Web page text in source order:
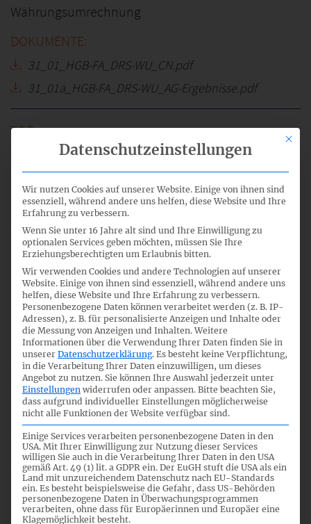
Währungsumrechnung
31_01_HGB-FA_DRS-WU_CN.pdf
31_01a_HGB-FA_DRS-WU_AG-Ergebnisse.pdf
16:00
nicht öffentlicher Teil
21.04.2017
09:00
Überarbeitung DRS 20 aufgrund CSR-RLUG
Mit
Datenschutzeinstellungen
Wir nutzen Cookies auf unserer Website. Einige von ihnen sind
essenziell, während andere uns helfen, diese Website und Ihre
Erfahrung zu verbessern.
Wenn Sie unter 16 Jahre alt sind und Ihre Einwilligung zu
optionalen Services geben möchten, müssen Sie Ihre
Erziehungsberechtigten um Erlaubnis bitten.
Wir verwenden Cookies und andere Technologien auf unserer
Website. Einige von ihnen sind essenziell, während andere uns
helfen, diese Website und Ihre Erfahrung zu verbessern.
Personenbezogene Daten können verarbeitet werden (z. B. IP-
Adressen), z. B. für personalisierte Anzeigen und Inhalte oder
die Messung von Anzeigen und Inhalten. Weitere
Informationen über die Verwendung Ihrer Daten finden Sie in
unserer Datenschutzerklärung. Es besteht keine Verpflichtung,
in die Verarbeitung Ihrer Daten einzuwilligen, um dieses
Angebot zu nutzen. Sie können Ihre Auswahl jederzeit unter
Einstellungen widerrufen oder anpassen. Bitte beachten Sie,
dass aufgrund individueller Einstellungen möglicherweise
nicht alle Funktionen der Website verfügbar sind.
Einige Services verarbeiten personenbezogene Daten in den
USA. Mit Ihrer Einwilligung zur Nutzung dieser Services
willigen Sie auch in die Verarbeitung Ihrer Daten in den USA
gemäß Art. 49 (1) lit. a GDPR ein. Der EuGH stuft die USA als ein
Land mit unzureichendem Datenschutz nach EU-Standards
ein. Es besteht beispielsweise die Gefahr, dass US-Behörden
personenbezogene Daten in Überwachungsprogrammen
verarbeiten, ohne dass für Europäerinnen und Europäer eine
Klagemöglichkeit besteht.